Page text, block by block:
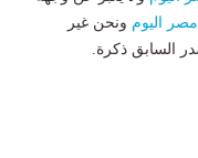
مصر اليوم ونحن غير
السابق ذكرة.